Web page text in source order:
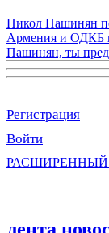
Никол Пашинян
Армения и ОДКБ
Пашинян, ты
Регистрация
Войти
лента